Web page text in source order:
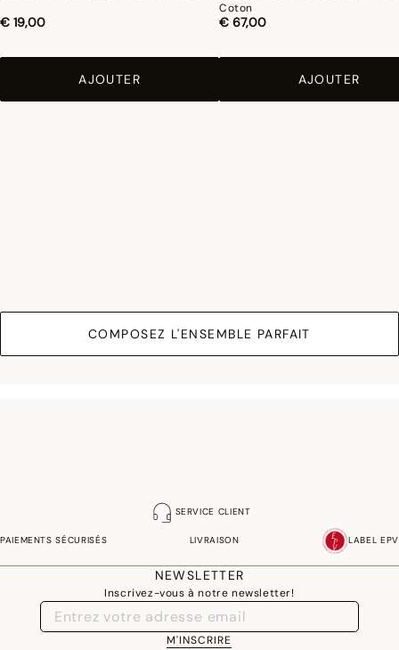
€ 19,00
AJOUTER
Coton
€ 67,00
AJOUTER
COMPOSEZ L'ENSEMBLE PARFAIT
SERVICE CLIENT
PAIEMENTS SÉCURISÉS LIVRAISON LABEL EPV
NEWSLETTER
Inscrivez-vous à notre newsletter!
M'INSCRIRE